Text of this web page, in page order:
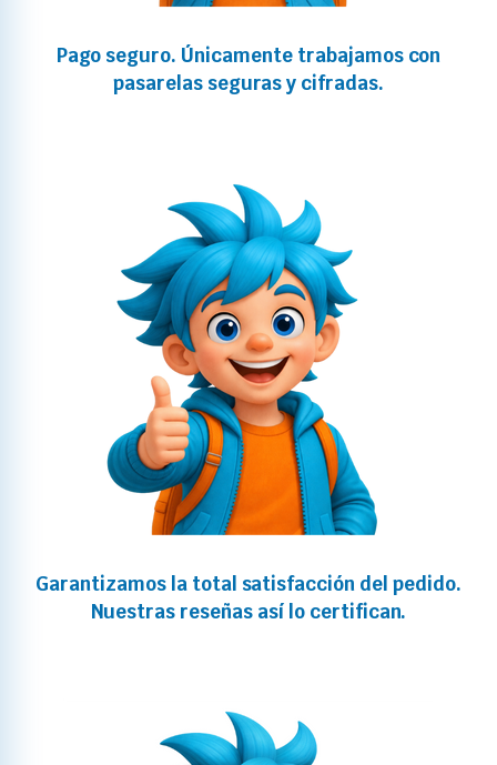
Pago seguro. Únicamente trabajamos con
pasarelas seguras y cifradas.
Garantizamos la total satisfacción del pedido.
Nuestras reseñas así lo certifican.